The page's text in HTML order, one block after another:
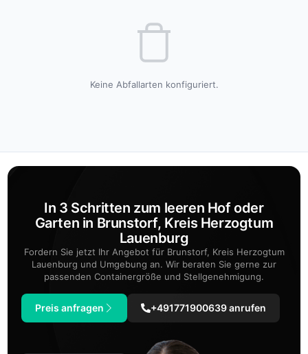
Keine Abfallarten konfiguriert.
In 3 Schritten zum leeren Hof oder
Garten in Brunstorf, Kreis Herzogtum
Lauenburg
Fordern Sie jetzt Ihr Angebot für Brunstorf, Kreis Herzogtum
Lauenburg und Umgebung an. Wir beraten Sie gerne zur
passenden Containergröße und Stellgenehmigung.
Preis anfragen +491771900639 anrufen